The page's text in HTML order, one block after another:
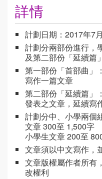
詳情
計劃日期：2017年7
計劃分兩部份進行，
及第二部份「延續篇
第一部份「首部曲」
寫作一篇文章
第二部份「延續篇」
發表之文章，延續寫
計劃分中、小學兩個
文章 300至 1,500字
小學生文章 200至
文章須以中文寫作，
文章版權屬作者所有
改權利